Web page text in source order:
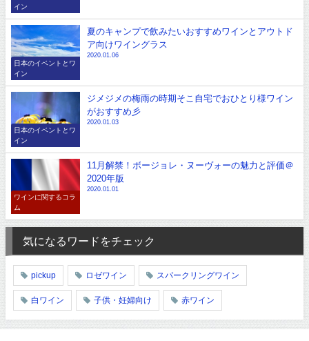
イン
日本のイベントとワ
イン
夏のキャンプで飲みたいおすすめワインとアウトド
ア向けワイングラス
2020.01.06
日本のイベントとワ
イン
ジメジメの梅雨の時期そこ自宅でおひとり様ワイン
がおすすめ彡
2020.01.03
ワインに関するコラ
ム
11月解禁！ボージョレ・ヌーヴォーの魅力と評価＠
2020年版
2020.01.01
気になるワードをチェック
pickup ロゼワイン スパークリングワイン
白ワイン 子供・妊婦向け 赤ワイン